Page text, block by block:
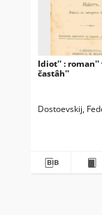
Idiot'' : roman''
častâh''
Dostoevskij,